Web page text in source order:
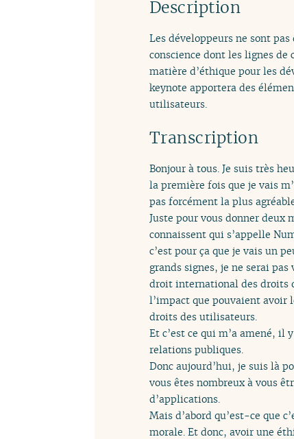
Description
Les développeurs ne sont
conscience dont les lignes
matière d’éthique pour les
keynote apportera des
utilisateurs.
Transcription
Bonjour à tous. Je suis très
la première fois que je vais
pas forcément la plus
Juste pour vous donner deux
connaissent qui s’appelle
c’est pour ça que je vais un
grands signes, je ne serai
droit international des droits
l’impact que pouvaient avoir
droits des utilisateurs.
Et c’est ce qui m’a amené, il
relations publiques.
Donc aujourd’hui, je suis là
vous êtes nombreux à vous
d’applications.
Mais d’abord qu’est-ce que
morale. Et donc, avoir une